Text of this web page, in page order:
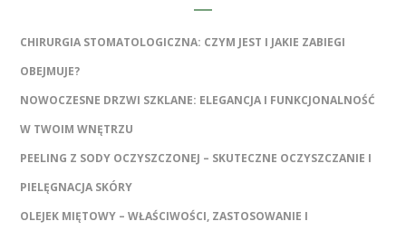
CHIRURGIA STOMATOLOGICZNA: CZYM JEST I JAKIE ZABIEGI
OBEJMUJE?
NOWOCZESNE DRZWI SZKLANE: ELEGANCJA I FUNKCJONALNOŚĆ
W TWOIM WNĘTRZU
PEELING Z SODY OCZYSZCZONEJ – SKUTECZNE OCZYSZCZANIE I
PIELĘGNACJA SKÓRY
OLEJEK MIĘTOWY – WŁAŚCIWOŚCI, ZASTOSOWANIE I